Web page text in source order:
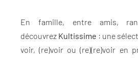
En famille, entre amis,
découvrez Kultissime : une
voir, (re)voir ou (re)(re)voir en